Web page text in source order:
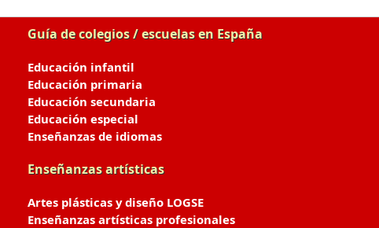
Guía de colegios / escuelas en España
Educación infantil
Educación primaria
Educación secundaria
Educación especial
Enseñanzas de idiomas
Enseñanzas artísticas
Artes plásticas y diseño LOGSE
Enseñanzas artísticas profesionales